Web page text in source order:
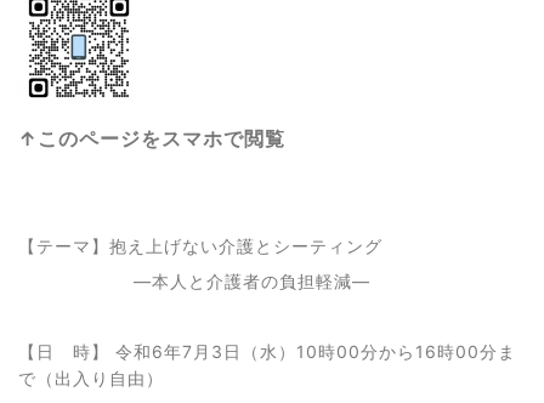
↑このページをスマホで閲覧
【テーマ】抱え上げない介護とシーティング
―本人と介護者の負担軽減―
【日 時】 令和6年7月3日（水）10時00分から16時00分ま
で（出入り自由）